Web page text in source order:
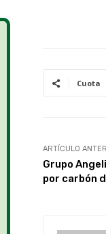
Cuota
ARTÍCULO
Grupo
por carbón